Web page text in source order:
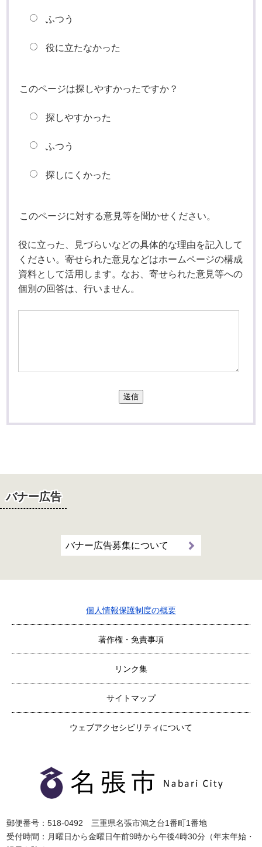
ふつう
役に立たなかった
このページは探しやすかったですか？
探しやすかった
ふつう
探しにくかった
このページに対する意見等を聞かせください。
役に立った、見づらいなどの具体的な理由を記入して
ください。寄せられた意見などはホームページの構成
資料として活用します。なお、寄せられた意見等への
個別の回答は、行いません。
送信
バナー広告
バナー広告募集について
個人情報保護制度の概要
著作権・免責事項
リンク集
サイトマップ
ウェブアクセシビリティについて
郵便番号：518-0492 三重県名張市鴻之台1番町1番地
受付時間：月曜日から金曜日午前9時から午後4時30分（年末年始・